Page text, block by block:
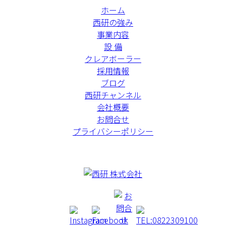
ホーム
西研の強み
事業内容
設 備
クレアボーラー
採用情報
ブログ
西研チャンネル
会社概要
お問合せ
プライバシーポリシー